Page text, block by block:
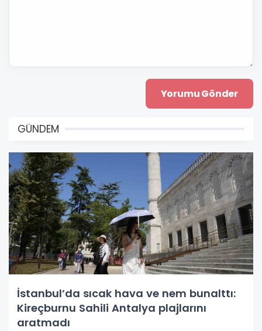
GÜNDEM
İstanbul’da sıcak hava ve nem bunalttı:
Kireçburnu Sahili Antalya plajlarını
aratmadı